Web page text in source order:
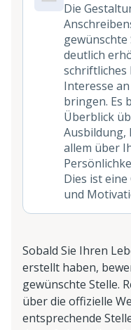
Die
gewünschte
deutlich
schriftliches
Interesse
bringen. Es
Überblick
Ausbildung,
allem über
Dies ist
und
Sobald Sie Ihren
erstellt haben,
gewünschte Stelle.
über die offizielle
entsprechende